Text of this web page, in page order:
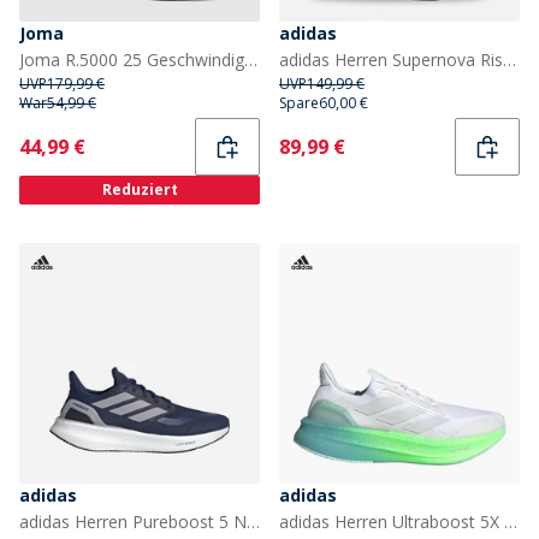
Joma
Joma R.5000 25 Geschwindigkeit Neutrale Laufschuhe Fuchsia
UVP179,99 €
War54,99 €
Current
44,99 €
Reduziert
adidas
adidas Herren Supernova Rise 2 Neutrale Laufschuhe Core Black/Halo Silver/Lucid Red
UVP149,99 €
Spare60,00 €
Current
89,99 €
adidas
adidas Herren Pureboost 5 Neutrale Laufschuhe Dark Blue/Glory Grey/Core Black
adidas
adidas Herren Ultraboost 5X Neutrale Laufschuhe Cloud White/Dash Grey/Lime Burst